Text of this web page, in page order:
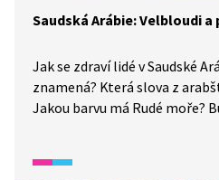
Saudská Arábie: Velbloudi a
Jak se zdraví lidé v Saudské
znamená? Která slova z
Jakou barvu má Rudé moře?
o speciálních dobrotách, k